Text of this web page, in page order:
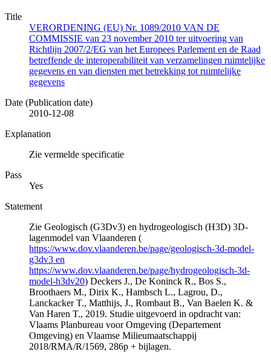
Title
VERORDENING (EU) Nr. 1089/2010 VAN DE
COMMISSIE van 23 november 2010 ter uitvoering van
Richtlijn 2007/2/EG van het Europees Parlement en de Raad
betreffende de interoperabiliteit van verzamelingen ruimtelijke
gegevens en van diensten met betrekking tot ruimtelijke
gegevens
Date (Publication date)
2010-12-08
Explanation
Zie vermelde specificatie
Pass
Yes
Statement
Zie Geologisch (G3Dv3) en hydrogeologisch (H3D) 3D-
lagenmodel van Vlaanderen (
https://www.dov.vlaanderen.be/page/geologisch-3d-model-
g3dv3 en
https://www.dov.vlaanderen.be/page/hydrogeologisch-3d-
model-h3dv20) Deckers J., De Koninck R., Bos S.,
Broothaers M., Dirix K., Hambsch L., Lagrou, D.,
Lanckacker T., Matthijs, J., Rombaut B., Van Baelen K. &
Van Haren T., 2019. Studie uitgevoerd in opdracht van:
Vlaams Planbureau voor Omgeving (Departement
Omgeving) en Vlaamse Milieumaatschappij
2018/RMA/R/1569, 286p + bijlagen.